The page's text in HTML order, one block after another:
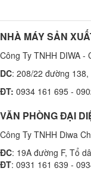
NHÀ MÁY SẢN
Công Ty TNHH DIWA -
DC: 208/22 đường 138,
ĐT: 0934 161 695 -
VĂN PHÒNG ĐẠI
Công Ty TNHH Diwa
ĐC: 19A đường F, Tổ
ĐT: 0931 161 639 -